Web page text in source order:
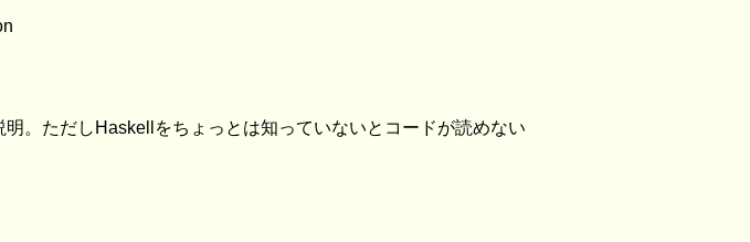
。ただしHaskellをちょっとは知っていないとコードが読めない